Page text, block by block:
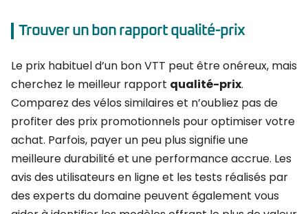
Trouver un bon rapport qualité-prix
Le prix habituel d’un bon VTT peut être onéreux, mais
cherchez le meilleur rapport qualité-prix.
Comparez des vélos similaires et n’oubliez pas de
profiter des prix promotionnels pour optimiser votre
achat. Parfois, payer un peu plus signifie une
meilleure durabilité et une performance accrue. Les
avis des utilisateurs en ligne et les tests réalisés par
des experts du domaine peuvent également vous